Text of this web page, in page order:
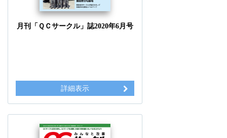
月刊「ＱＣサークル」誌2020年6月号
詳細表示